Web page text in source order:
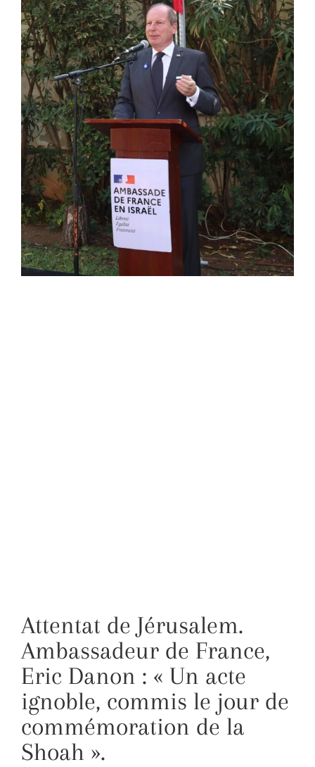
Attentat de Jérusalem.
Ambassadeur de France,
Eric Danon : « Un acte
ignoble, commis le jour de
commémoration de la
Shoah ».